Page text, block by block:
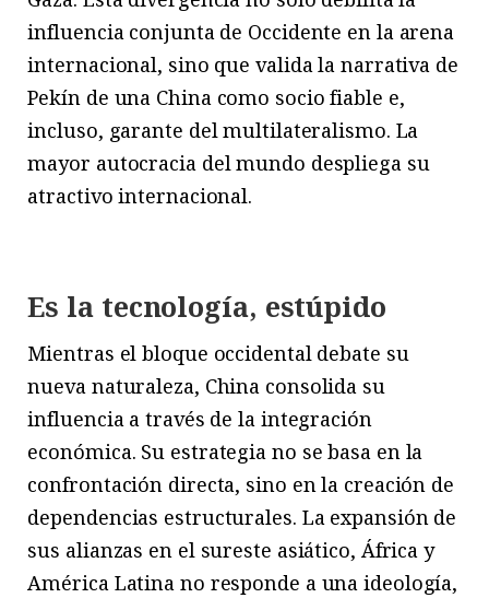
influencia conjunta de Occidente en la arena
internacional, sino que valida la narrativa de
Pekín de una China como socio fiable e,
incluso, garante del multilateralismo. La
mayor autocracia del mundo despliega su
atractivo internacional.
Es la tecnología, estúpido
Mientras el bloque occidental debate su
nueva naturaleza, China consolida su
influencia a través de la integración
económica. Su estrategia no se basa en la
confrontación directa, sino en la creación de
dependencias estructurales. La expansión de
sus alianzas en el sureste asiático, África y
América Latina no responde a una ideología,